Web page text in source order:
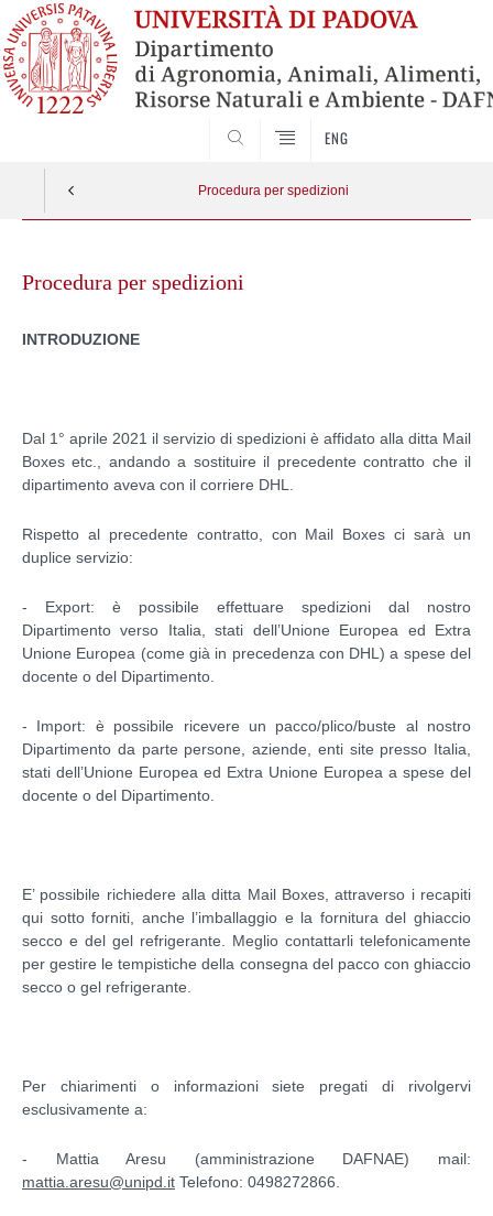
ENG
Procedura per spedizioni
contentProcedura per spedizioni
INTRODUZIONE
Dal 1° aprile 2021 il servizio di spedizioni è affidato alla ditta Mail
Boxes etc., andando a sostituire il precedente contratto che il
dipartimento aveva con il corriere DHL.
Rispetto al precedente contratto, con Mail Boxes ci sarà un
duplice servizio:
- Export: è possibile effettuare spedizioni dal nostro
Dipartimento verso Italia, stati dell’Unione Europea ed Extra
Unione Europea (come già in precedenza con DHL) a spese del
docente o del Dipartimento.
- Import: è possibile ricevere un pacco/plico/buste al nostro
Dipartimento da parte persone, aziende, enti site presso Italia,
stati dell’Unione Europea ed Extra Unione Europea a spese del
docente o del Dipartimento.
E’ possibile richiedere alla ditta Mail Boxes, attraverso i recapiti
qui sotto forniti, anche l’imballaggio e la fornitura del ghiaccio
secco e del gel refrigerante. Meglio contattarli telefonicamente
per gestire le tempistiche della consegna del pacco con ghiaccio
secco o gel refrigerante.
Per chiarimenti o informazioni siete pregati di rivolgervi
esclusivamente a:
- Mattia Aresu (amministrazione DAFNAE) mail:
mattia.aresu@unipd.it Telefono: 0498272866.